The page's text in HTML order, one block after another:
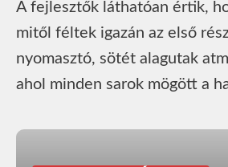
A fejlesztők láthatóan értik,
mitől féltek igazán az első
nyomasztó, sötét alagutak
ahol minden sarok mögött a